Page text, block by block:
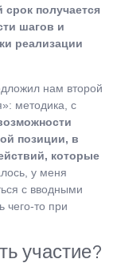
срок получается
шагов и
реализации
нам второй
методика, с
позиции, в
которые
у меня
с вводными
чего-то при
участие?